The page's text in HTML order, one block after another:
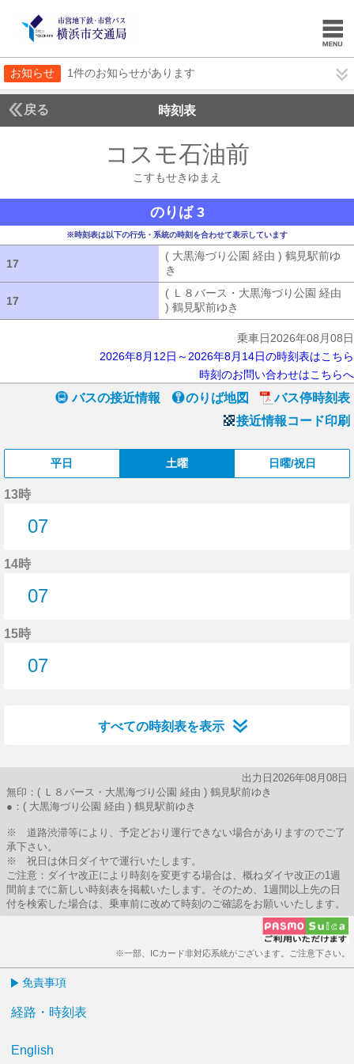
お知らせ 1件のお知らせがあります
戻る 時刻表
コスモ石油前
こすもせきゆまえ
のりば 3
※時刻表は以下の行先・系統の時刻を合わせて表示しています
17
( 大黒海づり公園 経由 ) 鶴見駅前ゆ
き
17
( Ｌ８バース・大黒海づり公園 経由
) 鶴見駅前ゆき
乗車日2026年08月08日
2026年8月12日～2026年8月14日の時刻表はこちら
時刻のお問い合わせはこちらへ
バスの接近情報 のりば地図
バス停時刻表
接近情報コード印刷
平日 土曜 日曜/祝日
13時
07
14時
07
15時
07
すべての時刻表を表示
出力日2026年08月08日
無印：( Ｌ８バース・大黒海づり公園 経由 ) 鶴見駅前ゆき
●：( 大黒海づり公園 経由 ) 鶴見駅前ゆき
※ 道路渋滞等により、予定どおり運行できない場合がありますのでご了
承下さい。
※ 祝日は休日ダイヤで運行いたします。
ご注意：ダイヤ改正により時刻を変更する場合は、概ねダイヤ改正の1週
間前までに新しい時刻表を掲載いたします。そのため、1週間以上先の日
付を検索した場合は、乗車前に改めて時刻のご確認をお願いいたします。
※一部、ICカード非対応系統がございます。ご注意下さい。
免責事項
経路・時刻表
English